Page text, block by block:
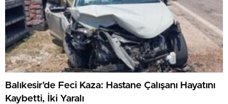
Balıkesir’de Feci Kaza: Hastane Çalışanı Hayatını
Kaybetti, İki Yaralı